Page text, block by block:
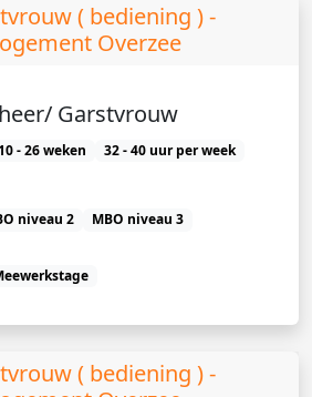
( bediening ) -
Overzee
Garstvrouw
- 26 weken
32 - 40 uur per week
niveau 2
MBO niveau 3
( bediening ) -